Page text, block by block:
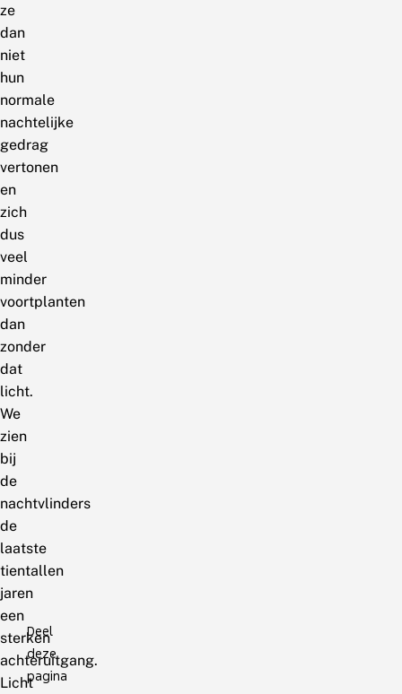
ze
dan
niet
hun
normale
nachtelijke
gedrag
vertonen
en
zich
dus
veel
minder
voortplanten
dan
zonder
dat
licht.
We
zien
bij
de
nachtvlinders
de
laatste
tientallen
jaren
een
sterken
achteruitgang.
Licht
Deel
deze
pagina